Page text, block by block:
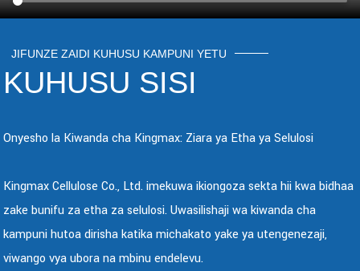
JIFUNZE ZAIDI KUHUSU KAMPUNI YETU
KUHUSU SISI
Onyesho la Kiwanda cha Kingmax: Ziara ya Etha ya Selulosi
Kingmax Cellulose Co., Ltd. imekuwa ikiongoza sekta hii kwa bidhaa
zake bunifu za etha za selulosi. Uwasilishaji wa kiwanda cha
kampuni hutoa dirisha katika michakato yake ya utengenezaji,
viwango vya ubora na mbinu endelevu.